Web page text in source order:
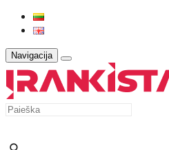
Navigacija